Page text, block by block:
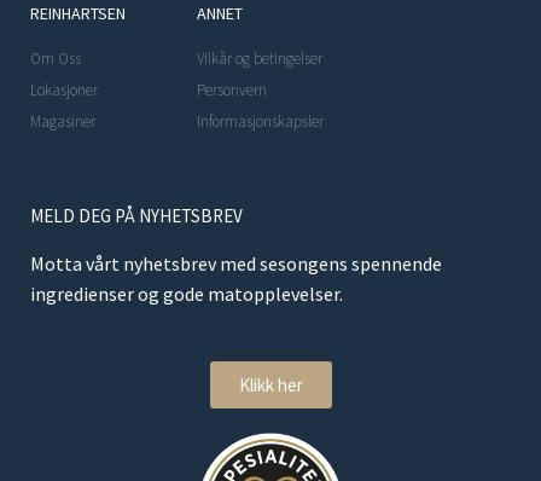
REINHARTSEN
Om Oss
Lokasjoner
Magasiner
ANNET
Vilkår og betingelser
Personvern
Informasjonskapsler
MELD DEG PÅ NYHETSBREV
Motta vårt nyhetsbrev med sesongens spennende
ingredienser og gode matopplevelser.
Klikk her